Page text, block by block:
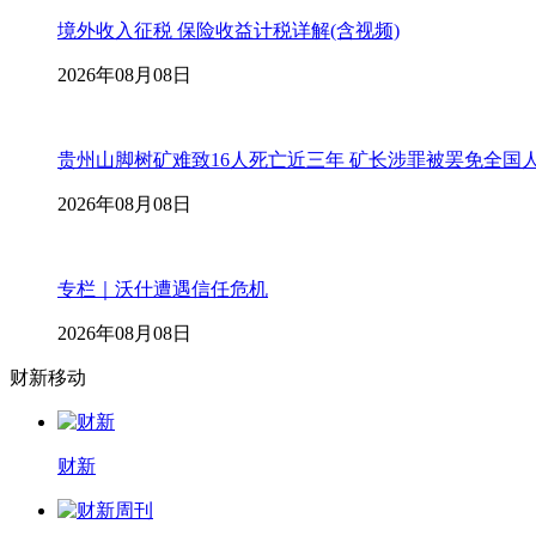
境外收入征税 保险收益计税详解(含视频)
2026年08月08日
贵州山脚树矿难致16人死亡近三年 矿长涉罪被罢免全国
2026年08月08日
专栏｜沃什遭遇信任危机
2026年08月08日
财新移动
财新